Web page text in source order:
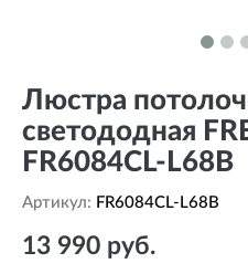
Люстра
светододная
FR6084CL-L68B
Артикул: FR6084CL-L68B
13 990 руб.